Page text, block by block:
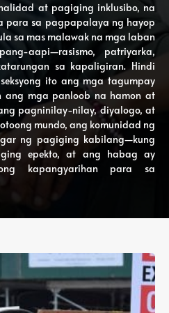
at pagiging inklusibo, na
para sa pagpapalaya ng hayop
sa mas malawak na mga laban
aapi—rasismo, patriyarka,
sa kapaligiran. Hindi
ito ang mga tagumpay
ang mga panloob na hamon at
pagninilay-nilay, diyalogo, at
mundo, ang komunidad ng
ng pagiging kabilang—kung
epekto, at ang habag ay
kapangyarihan para sa